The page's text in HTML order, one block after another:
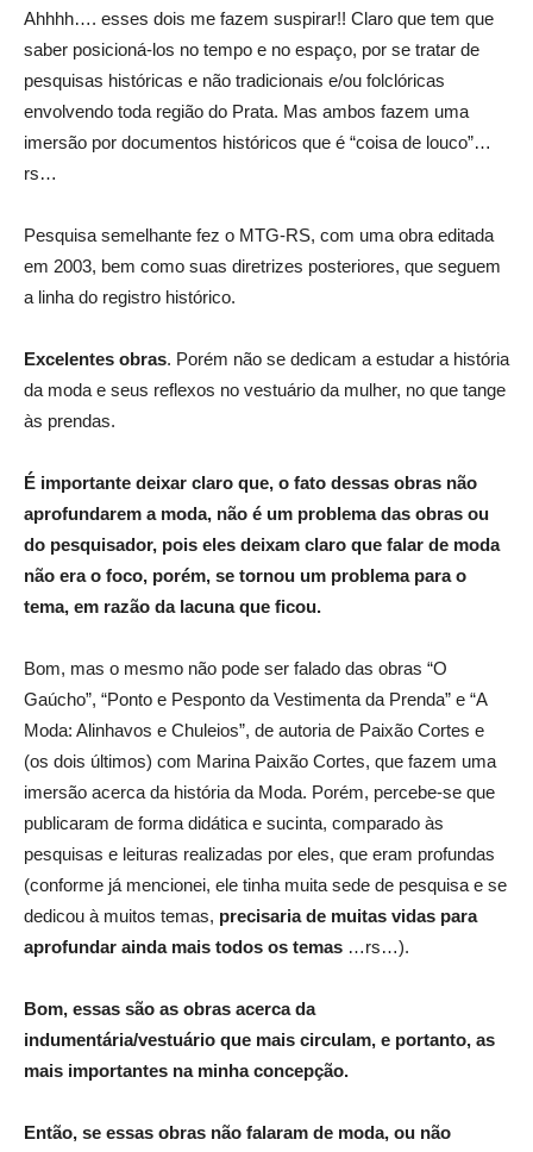
Ahhhh…. esses dois me fazem suspirar!! Claro que tem que
saber posicioná-los no tempo e no espaço, por se tratar de
pesquisas históricas e não tradicionais e/ou folclóricas
envolvendo toda região do Prata. Mas ambos fazem uma
imersão por documentos históricos que é “coisa de louco”…
rs…
Pesquisa semelhante fez o MTG-RS, com uma obra editada
em 2003, bem como suas diretrizes posteriores, que seguem
a linha do registro histórico.
Excelentes obras. Porém não se dedicam a estudar a história
da moda e seus reflexos no vestuário da mulher, no que tange
às prendas.
É importante deixar claro que, o fato dessas obras não
aprofundarem a moda, não é um problema das obras ou
do pesquisador, pois eles deixam claro que falar de moda
não era o foco, porém, se tornou um problema para o
tema, em razão da lacuna que ficou.
Bom, mas o mesmo não pode ser falado das obras “O
Gaúcho”, “Ponto e Pesponto da Vestimenta da Prenda” e “A
Moda: Alinhavos e Chuleios”, de autoria de Paixão Cortes e
(os dois últimos) com Marina Paixão Cortes, que fazem uma
imersão acerca da história da Moda. Porém, percebe-se que
publicaram de forma didática e sucinta, comparado às
pesquisas e leituras realizadas por eles, que eram profundas
(conforme já mencionei, ele tinha muita sede de pesquisa e se
dedicou à muitos temas, precisaria de muitas vidas para
aprofundar ainda mais todos os temas …rs…).
Bom, essas são as obras acerca da
indumentária/vestuário que mais circulam, e portanto, as
mais importantes na minha concepção.
Então, se essas obras não falaram de moda, ou não